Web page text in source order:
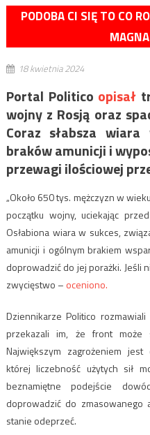
PODOBA CI SIĘ TO CO
18 kwietnia 2024
Portal Politico opisał
wojny z Rosją oraz
Coraz słabsza
braków amunicji i
przewagi ilościowej
„Około 650 tys. mężczyzn w
początku wojny, uciekając
Osłabiona wiara w sukces,
amunicji i ogólnym brakiem
doprowadzić do jej porażki. Jeśli
zwycięstwo – oceniono.
Dziennikarze Politico
przekazali im, że front może
Największym zagrożeniem
której liczebność użytych sił
beznamiętne podejście
doprowadzić do
stanie odeprzeć.